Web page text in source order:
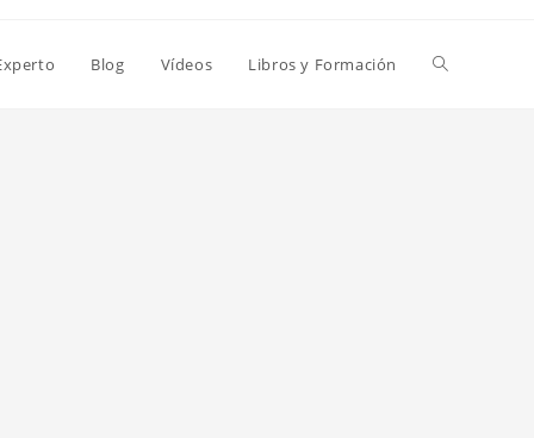
Blog Vídeos Libros y Formación Alternar